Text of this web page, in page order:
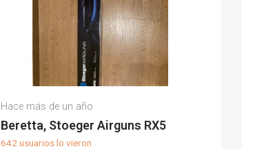
José Ramon A.
Hace más de un año
Beretta, Stoeger Airguns RX5
642 usuarios lo vieron